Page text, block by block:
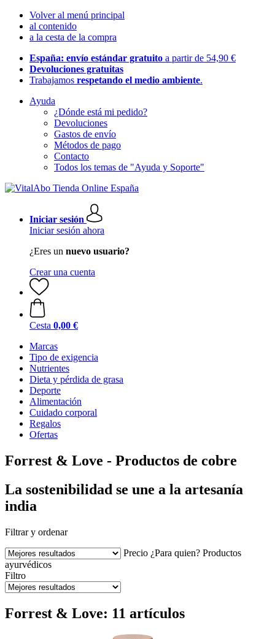
Volver al menú principal
al contenido
a la cesta de la compra
España: envío estándar gratuito a partir de 54,90 €
Devoluciones gratuitas
Trabajamos respetando el medio ambiente.
Ayuda
¿Dónde está mi pedido?
Devoluciones
Gastos de envío
Métodos de pago
Contacto
Todos los temas de "Ayuda y Soporte"
Iniciar sesión
Iniciar sesión ahora
¿Eres un nuevo usuario?
Crear una cuenta
Cesta 0,00 €
Marcas
Tipo de exigencia
Nutrientes
Dieta y pérdida de grasa
Deporte
Alimentación
Cuidado corporal
Regalos
Ofertas
Forrest & Love - Productos de cobre
La sostenibilidad se une a la artesanía
india
Filtrar y ordenar
Precio ¿Para quien? Productos
ayurvédicos
Filtro
Forrest & Love: 11 artículos